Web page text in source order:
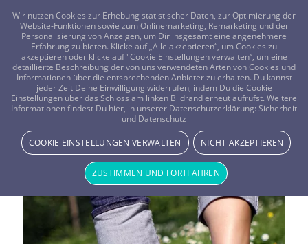
FRAGEN? KOSTENLOS ANRUFEN: 0800-8478266
Schlagwortarchiv für: Mythen
Wir nutzen Cookies zur Erhebung statistischer Daten, zur Optimierung der
Website-Funktionen sowie zum Onlinemarketing, Remarketing und der
Personalisierung von Anzeigen, um Dir insgesamt eine angenehmere
Erfahrung zu bieten. Klicke auf „Alle akzeptieren“, um Cookies zu
akzeptieren oder klicke auf "Cookie Einstellungen verwalten“, um eine
detaillierte Beschreibung der von uns verwendeten Arten von Cookies und
Informationen über die entsprechenden Anbieter zu erhalten. Du kannst
jeder Zeit Deine Einwilligung widerrufen, indem Du die Cookie
Einstellungen über das Schloss am linken Bildrand erneut aufrufst. Weitere
Informationen findest Du hier, in unserer Datenschutzerklärung: Sicherheit
und Datenschutz
COOKIE EINSTELLUNGEN VERWALTEN NICHT AKZEPTIEREN
ZUSTIMMEN UND FORTFAHREN